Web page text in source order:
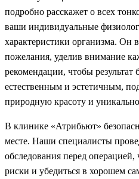
подробно расскажет о всех
ваши индивидуальные
характеристики организма. Он
пожелания, уделив внимание
рекомендации, чтобы
естественным и эстетичным,
природную красоту и
В клинике «Атрибьют»
месте. Наши специалисты
обследования перед
риски и убедиться в хорошем